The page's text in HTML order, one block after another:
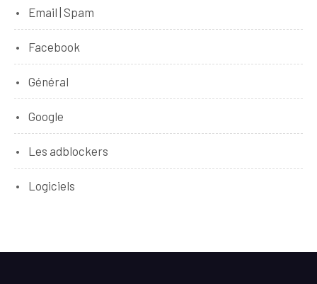
Email | Spam
Facebook
Général
Google
Les adblockers
Logiciels